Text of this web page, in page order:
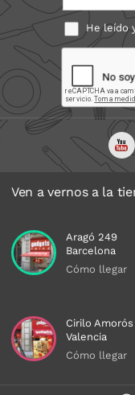
He leído
Ven a vernos a la
Aragó 249
Barcelona
Cómo llegar
Cirilo Amorós
Valencia
Cómo llegar